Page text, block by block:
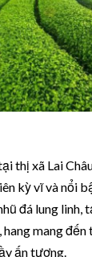
thị xã Lai
kỳ vĩ và nổi
đá lung linh,
hang mang
ấn tượng.